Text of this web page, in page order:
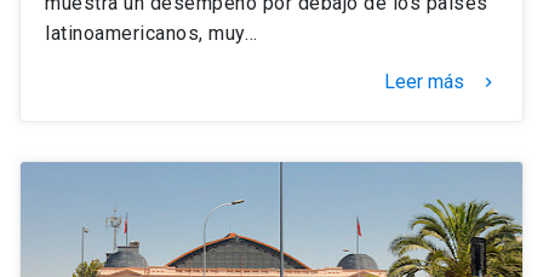
latinoamericanos, muy…
Leer más keyboard_arrow_right